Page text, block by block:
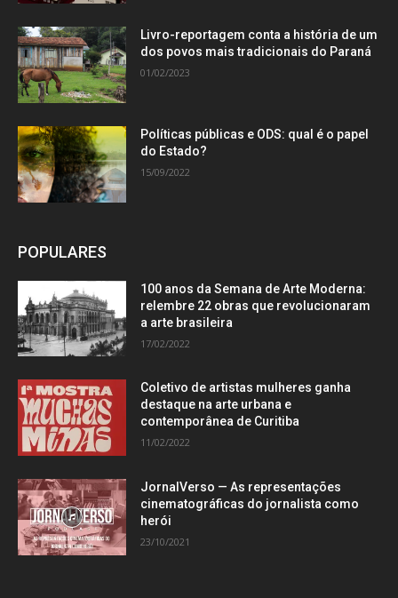
Livro-reportagem conta a história de um
dos povos mais tradicionais do Paraná
01/02/2023
Políticas públicas e ODS: qual é o papel
do Estado?
15/09/2022
POPULARES
100 anos da Semana de Arte Moderna:
relembre 22 obras que revolucionaram
a arte brasileira
17/02/2022
Coletivo de artistas mulheres ganha
destaque na arte urbana e
contemporânea de Curitiba
11/02/2022
JornalVerso — As representações
cinematográficas do jornalista como
herói
23/10/2021